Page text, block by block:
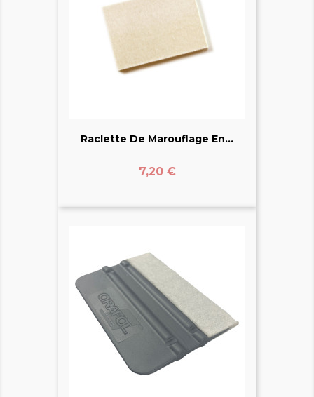
Raclette De Marouflage En...
Prix
7,20 €